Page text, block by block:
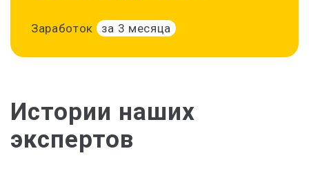
Заработок за 3 месяца
Истории наших
экспертов